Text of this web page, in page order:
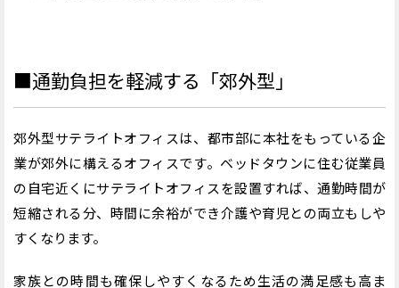
■通勤負担を軽減する「郊外型」
郊外型サテライトオフィスは、都市部に本社をもっている企
業が郊外に構えるオフィスです。ベッドタウンに住む従業員
の自宅近くにサテライトオフィスを設置すれば、通勤時間が
短縮される分、時間に余裕ができ介護や育児との両立もしや
すくなります。
家族との時間も確保しやすくなるため生活の満足感も高ま